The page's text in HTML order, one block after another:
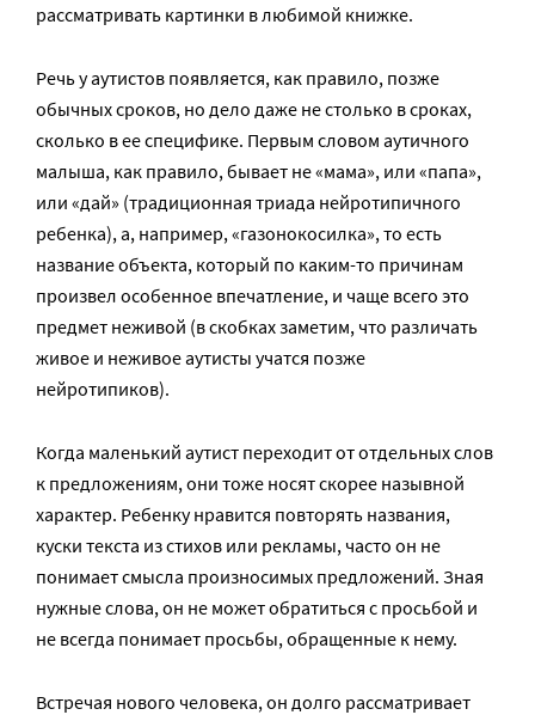
рассматривать картинки в любимой книжке.
Речь у аутистов появляется, как правило, позже
обычных сроков, но дело даже не столько в сроках,
сколько в ее специфике. Первым словом аутичного
малыша, как правило, бывает не «мама», или «папа»,
или «дай» (традиционная триада нейротипичного
ребенка), а, например, «газонокосилка», то есть
название объекта, который по каким-то причинам
произвел особенное впечатление, и чаще всего это
предмет неживой (в скобках заметим, что различать
живое и неживое аутисты учатся позже
нейротипиков).
Когда маленький аутист переходит от отдельных слов
к предложениям, они тоже носят скорее назывной
характер. Ребенку нравится повторять названия,
куски текста из стихов или рекламы, часто он не
понимает смысла произносимых предложений. Зная
нужные слова, он не может обратиться с просьбой и
не всегда понимает просьбы, обращенные к нему.
Встречая нового человека, он долго рассматривает